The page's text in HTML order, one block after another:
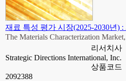
재료 특성 평가 시장(2025-2030년) :
The Materials Characterization
리서치사
Strategic Directions International, Inc.
상품코드
2092388